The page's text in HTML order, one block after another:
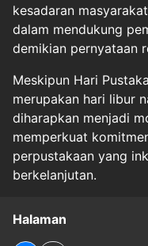
kesadaran
dalam mendukung
demikian pernyataan
Meskipun Hari
merupakan hari libur
diharapkan menjadi
memperkuat
perpustakaan yang
berkelanjutan.
Halaman